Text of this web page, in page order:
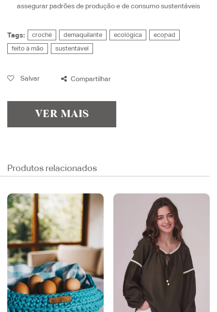
assegurar padrões de produção e de consumo sustentáveis
Tags: crochê demaquilante ecológica
ecopad
feito à mão
sustentável
Salvar Compartilhar
VER MAIS
Produtos relacionados